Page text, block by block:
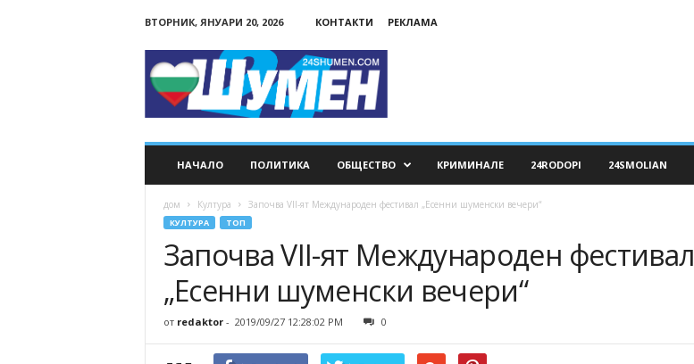
ВТОРНИК, ЯНУАРИ 20, 2026 КОНТАКТИ РЕКЛАМА
НАЧАЛО ПОЛИТИКА ОБЩЕСТВО КРИМИНАЛЕ 24RODOPI 24SMOLIAN
дом Култура Започва VII-ят Международен фестивал „Есенни шуменски вечери“
КУЛТУРА ТОП
Започва VII-ят Международен фестивал
„Есенни шуменски вечери“
от redaktor- 2019/09/27 12:28:02 PM 0